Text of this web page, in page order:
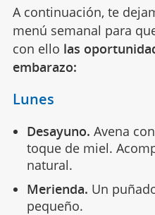
A continuación, te
menú semanal para
con ello las
embarazo:
Lunes
Desayuno. Avena
toque de miel.
natural.
Merienda. Un
pequeño.